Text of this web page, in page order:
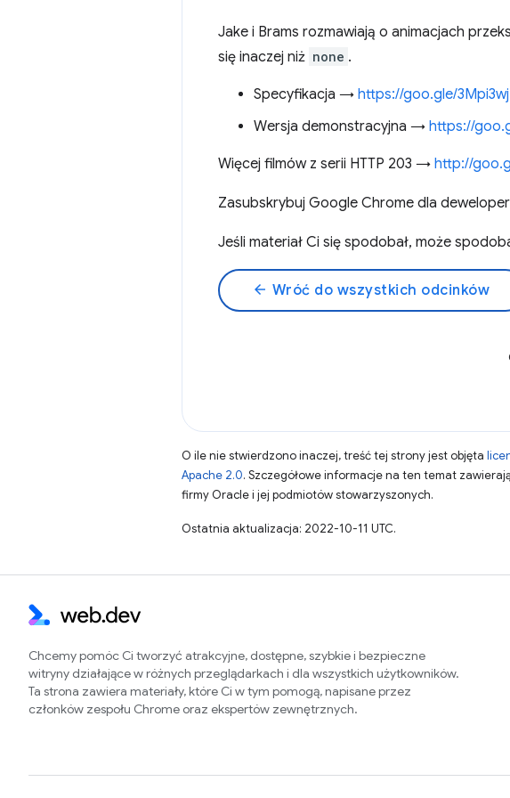
Jake i Brams rozmawiają o animacjach
się inaczej niż none .
Specyfikacja → https://goo.gle/3Mpi3wj
Wersja demonstracyjna → https://
Więcej filmów z serii HTTP 203 → http://
Zasubskrybuj Google Chrome dla
Jeśli materiał Ci się spodobał, może
arrow_back Wróć do wszystkich odcinków
O ile nie stwierdzono inaczej, treść tej strony jest objęta
Apache 2.0. Szczegółowe informacje na ten temat
firmy Oracle i jej podmiotów stowarzyszonych.
Ostatnia aktualizacja: 2022-10-11 UTC.
Chcemy pomóc Ci tworzyć atrakcyjne, dostępne, szybkie i bezpieczne
witryny działające w różnych przeglądarkach i dla wszystkich użytkowników.
Ta strona zawiera materiały, które Ci w tym pomogą, napisane przez
członków zespołu Chrome oraz ekspertów zewnętrznych.